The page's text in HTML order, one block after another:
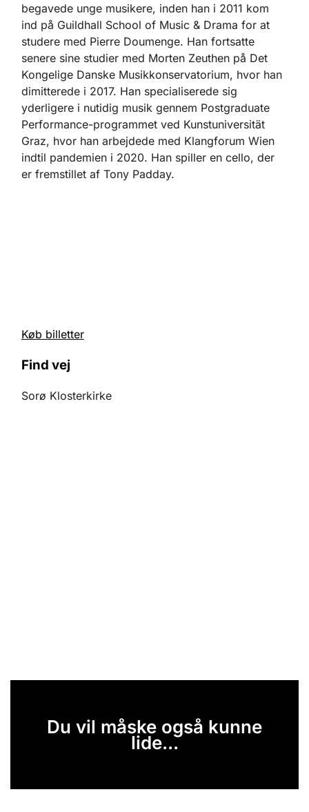
begavede unge musikere, inden han i 2011 kom
ind på Guildhall School of Music & Drama for at
studere med Pierre Doumenge. Han fortsatte
senere sine studier med Morten Zeuthen på Det
Kongelige Danske Musikkonservatorium, hvor han
dimitterede i 2017. Han specialiserede sig
yderligere i nutidig musik gennem Postgraduate
Performance-programmet ved Kunstuniversität
Graz, hvor han arbejdede med Klangforum Wien
indtil pandemien i 2020. Han spiller en cello, der
er fremstillet af Tony Padday.
Køb billetter
Find vej
Sorø Klosterkirke
Du vil måske også kunne
lide...